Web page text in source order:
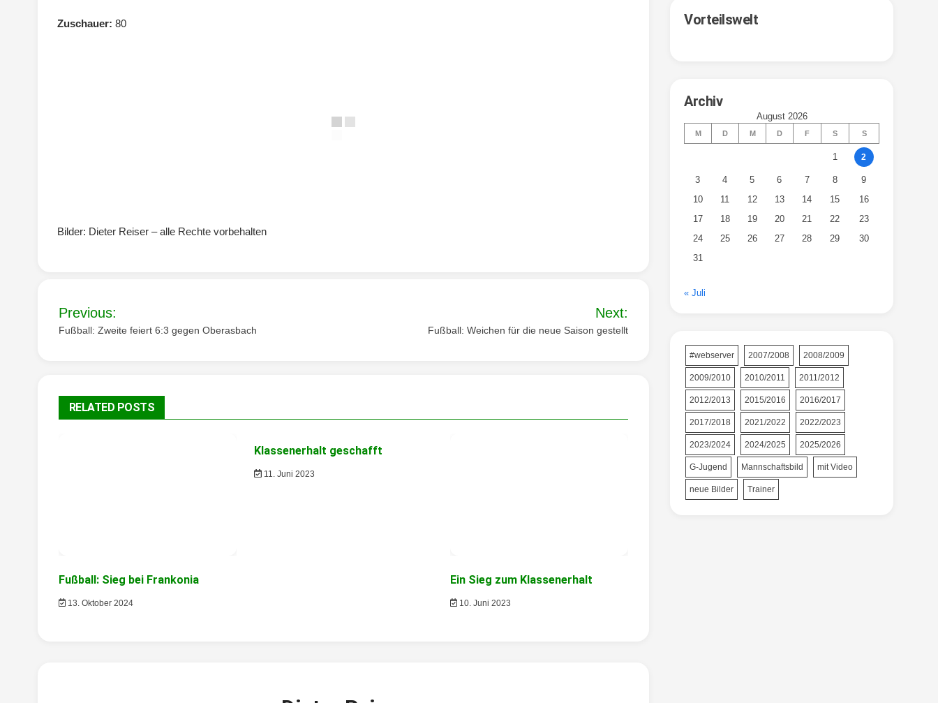
Zuschauer: 80
Bilder: Dieter Reiser – alle Rechte vorbehalten
Beitragsnavigation
Previous:
Fußball: Zweite feiert 6:3 gegen Oberasbach
Next:
Fußball: Weichen für die neue Saison gestellt
RELATED POSTS
Fußball: Sieg bei Frankonia
13. Oktober 2024
Klassenerhalt geschafft
11. Juni 2023
Ein Sieg zum Klassenerhalt
10. Juni 2023
Vorteilswelt
Archiv
August 2026
M D M D F S S
1 2
3 4 5 6 7 8
9
10
11 12 13 14 15
16
17
18 19 20 21 22
23
24
25 26 27 28 29
30
31
« Juli
#webserver 2007/2008 2008/2009
2009/2010 2010/2011 2011/2012
2012/2013 2015/2016 2016/2017
2017/2018 2021/2022 2022/2023
2023/2024 2024/2025 2025/2026
G-Jugend Mannschaftsbild mit Video
neue Bilder Trainer